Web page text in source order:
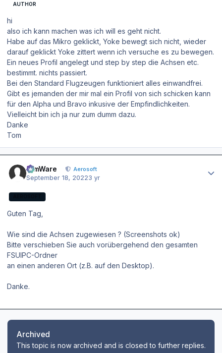
AUTHOR
hi
also ich kann machen was ich will es geht nicht.
Habe auf das Mikro geklickt, Yoke bewegt sich nicht, wieder
darauf geklickt Yoke zittert wenn ich versuche es zu bewegen.
Ein neues Profil angelegt und step by step die Achsen etc.
bestimmt. nichts passiert.
Bei den Standard Flugzeugen funktioniert alles einwandfrei.
Gibt es jemanden der mir mal ein Profil von sich schicken kann
für den Alpha und Bravo inkusive der Empfindlichkeiten.
Vielleicht bin ich ja nur zum dumm dazu.
Danke
Tom
SimWare Aerosoft
September 18, 20223 yr
Guten Tag,
Wie sind die Achsen zugewiesen ? (Screenshots ok)
Bitte verschieben Sie auch vorübergehend den gesamten
FSUIPC-Ordner
an einen anderen Ort (z.B. auf den Desktop).
Danke.
Archived
This topic is now archived and is closed to further replies.